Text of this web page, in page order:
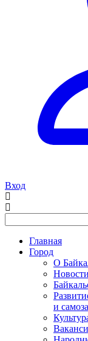
Вход
Главная
Город
О
и